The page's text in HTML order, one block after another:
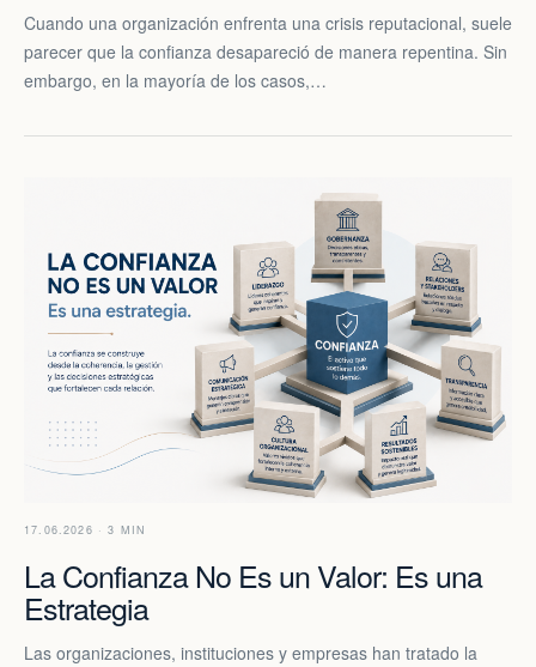
Cuando una organización enfrenta una crisis reputacional, suele
parecer que la confianza desapareció de manera repentina. Sin
embargo, en la mayoría de los casos,…
17.06.2026 · 3 MIN
La Confianza No Es un Valor: Es una
Estrategia
Las organizaciones, instituciones y empresas han tratado la